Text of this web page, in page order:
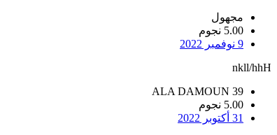
مجهول
5.00 نجوم
9 نوفمبر 2022
nkll/hhH
ALA DAMOUN 39
5.00 نجوم
31 أكتوبر 2022